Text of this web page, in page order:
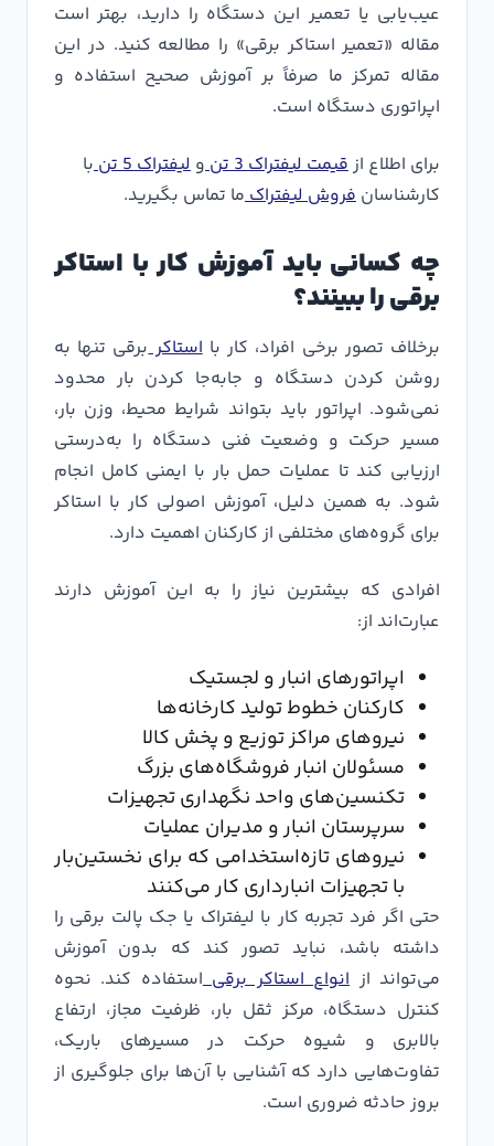
عیب‌یابی یا تعمیر این دستگاه را دارید، بهتر است
مقاله «تعمیر استاکر برقی» را مطالعه کنید. در این
مقاله تمرکز ما صرفاً بر آموزش صحیح استفاده و
اپراتوری دستگاه است.
برای اطلاع ازقیمت لیفتراک 3 تن و لیفتراک 5 تن
با
کارشناسان فروش لیفتراکما تماس بگیرید.
چه کسانی باید آموزش کار با استاکر
برقی را ببینند؟
برخلاف تصور برخی افراد، کار بااستاکربرقی تنها به
روشن کردن دستگاه و جابه‌جا کردن بار محدود
نمی‌شود. اپراتور باید بتواند شرایط محیط، وزن بار،
مسیر حرکت و وضعیت فنی دستگاه را به‌درستی
ارزیابی کند تا عملیات حمل بار با ایمنی کامل انجام
شود. به همین دلیل، آموزش اصولی کار با استاکر
برای گروه‌های مختلفی از کارکنان اهمیت دارد.
افرادی که بیشترین نیاز را به این آموزش دارند
عبارت‌اند از:
اپراتورهای انبار و لجستیک
کارکنان خطوط تولید کارخانه‌ها
نیروهای مراکز توزیع و پخش کالا
مسئولان انبار فروشگاه‌های بزرگ
تکنسین‌های واحد نگهداری تجهیزات
سرپرستان انبار و مدیران عملیات
نیروهای تازه‌استخدامی که برای نخستین‌بار
با تجهیزات انبارداری کار می‌کنند
حتی اگر فرد تجربه کار با لیفتراک یا جک پالت برقی را
داشته باشد، نباید تصور کند که بدون آموزش
می‌تواند ازانواع استاکر برقیاستفاده کند. نحوه
کنترل دستگاه، مرکز ثقل بار، ظرفیت مجاز، ارتفاع
بالابری و شیوه حرکت در مسیرهای باریک،
تفاوت‌هایی دارد که آشنایی با آن‌ها برای جلوگیری از
بروز حادثه ضروری است.